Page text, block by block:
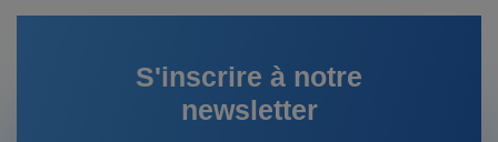
S'inscrire à notre
newsletter